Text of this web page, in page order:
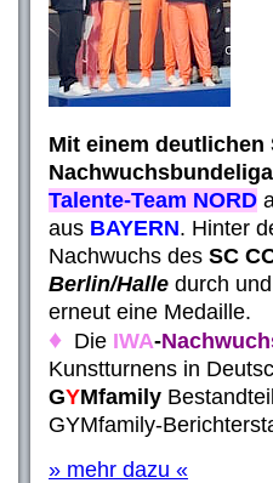
Mit einem deutlichen
Nachwuchsbundeliga
Talente-Team NORD
aus BAYERN. Hinter
Nachwuchs des SC
Berlin/Halle durch
erneut eine Medaille.
♦ Die IWA-
Kunstturnens in
GYMfamily
GYMfamily-
» mehr dazu «